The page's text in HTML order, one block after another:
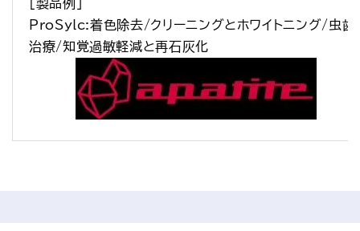
[製品例]
ProSylc:着色除去/クリーニングとホワイトニング/虫歯
治療/知覚過敏軽減と再石灰化